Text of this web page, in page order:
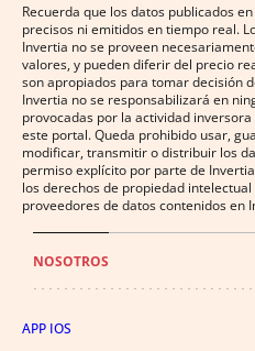
Recuerda que los datos publicados
precisos ni emitidos en tiempo real.
Invertia no se proveen
valores, y pueden diferir del precio
son apropiados para tomar decisión
Invertia no se responsabilizará en
provocadas por la actividad
este portal. Queda prohibido usar,
modificar, transmitir o distribuir los
permiso explícito por parte de
los derechos de propiedad
proveedores de datos contenidos en
NOSOTROS
APP IOS